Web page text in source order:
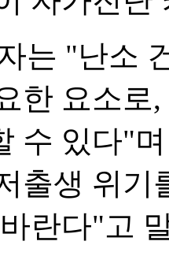
는 "난소
한 요소로
수 있다"
출생 위기
란다"고